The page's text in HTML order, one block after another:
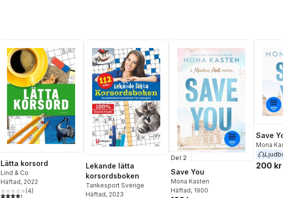
Lätta korsord
Lind & Co
Häftad, 2022
4,3utav 5 stjärnor. Totalt antal röster:
(4)
Lekande lätta
korsordsboken
Tankesport Sverige
Häftad, 2023
Del 2
Save You
Mona Kasten
Häftad, 1900
Save You
Mona Kasten
Ljudbok
200 kr